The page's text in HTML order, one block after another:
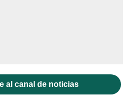
al canal de noticias